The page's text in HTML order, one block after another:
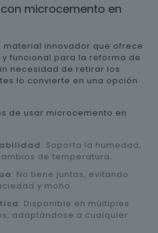
microcemento en
material innovador que ofrece
funcional para la reforma de
necesidad de retirar los
lo convierte en una opción
de usar microcemento en
: Soporta la humedad,
de temperatura.
: No tiene juntas, evitando
y moho.
: Disponible en múltiples
adaptándose a cualquier